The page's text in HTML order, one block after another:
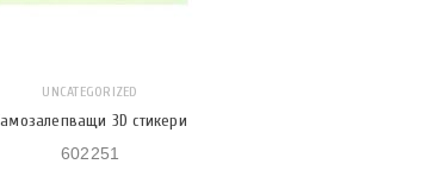
UNCATEGORIZED
3D стикери
602251